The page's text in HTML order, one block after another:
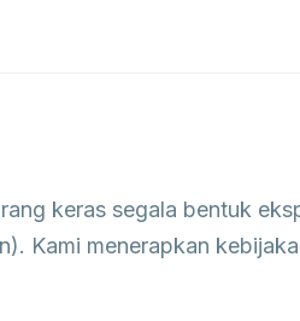
keras segala bentuk
Kami menerapkan